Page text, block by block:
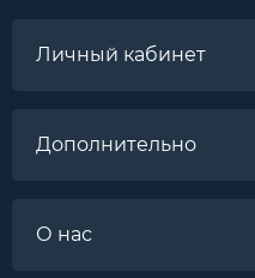
Личный кабинет
Дополнительно
О нас